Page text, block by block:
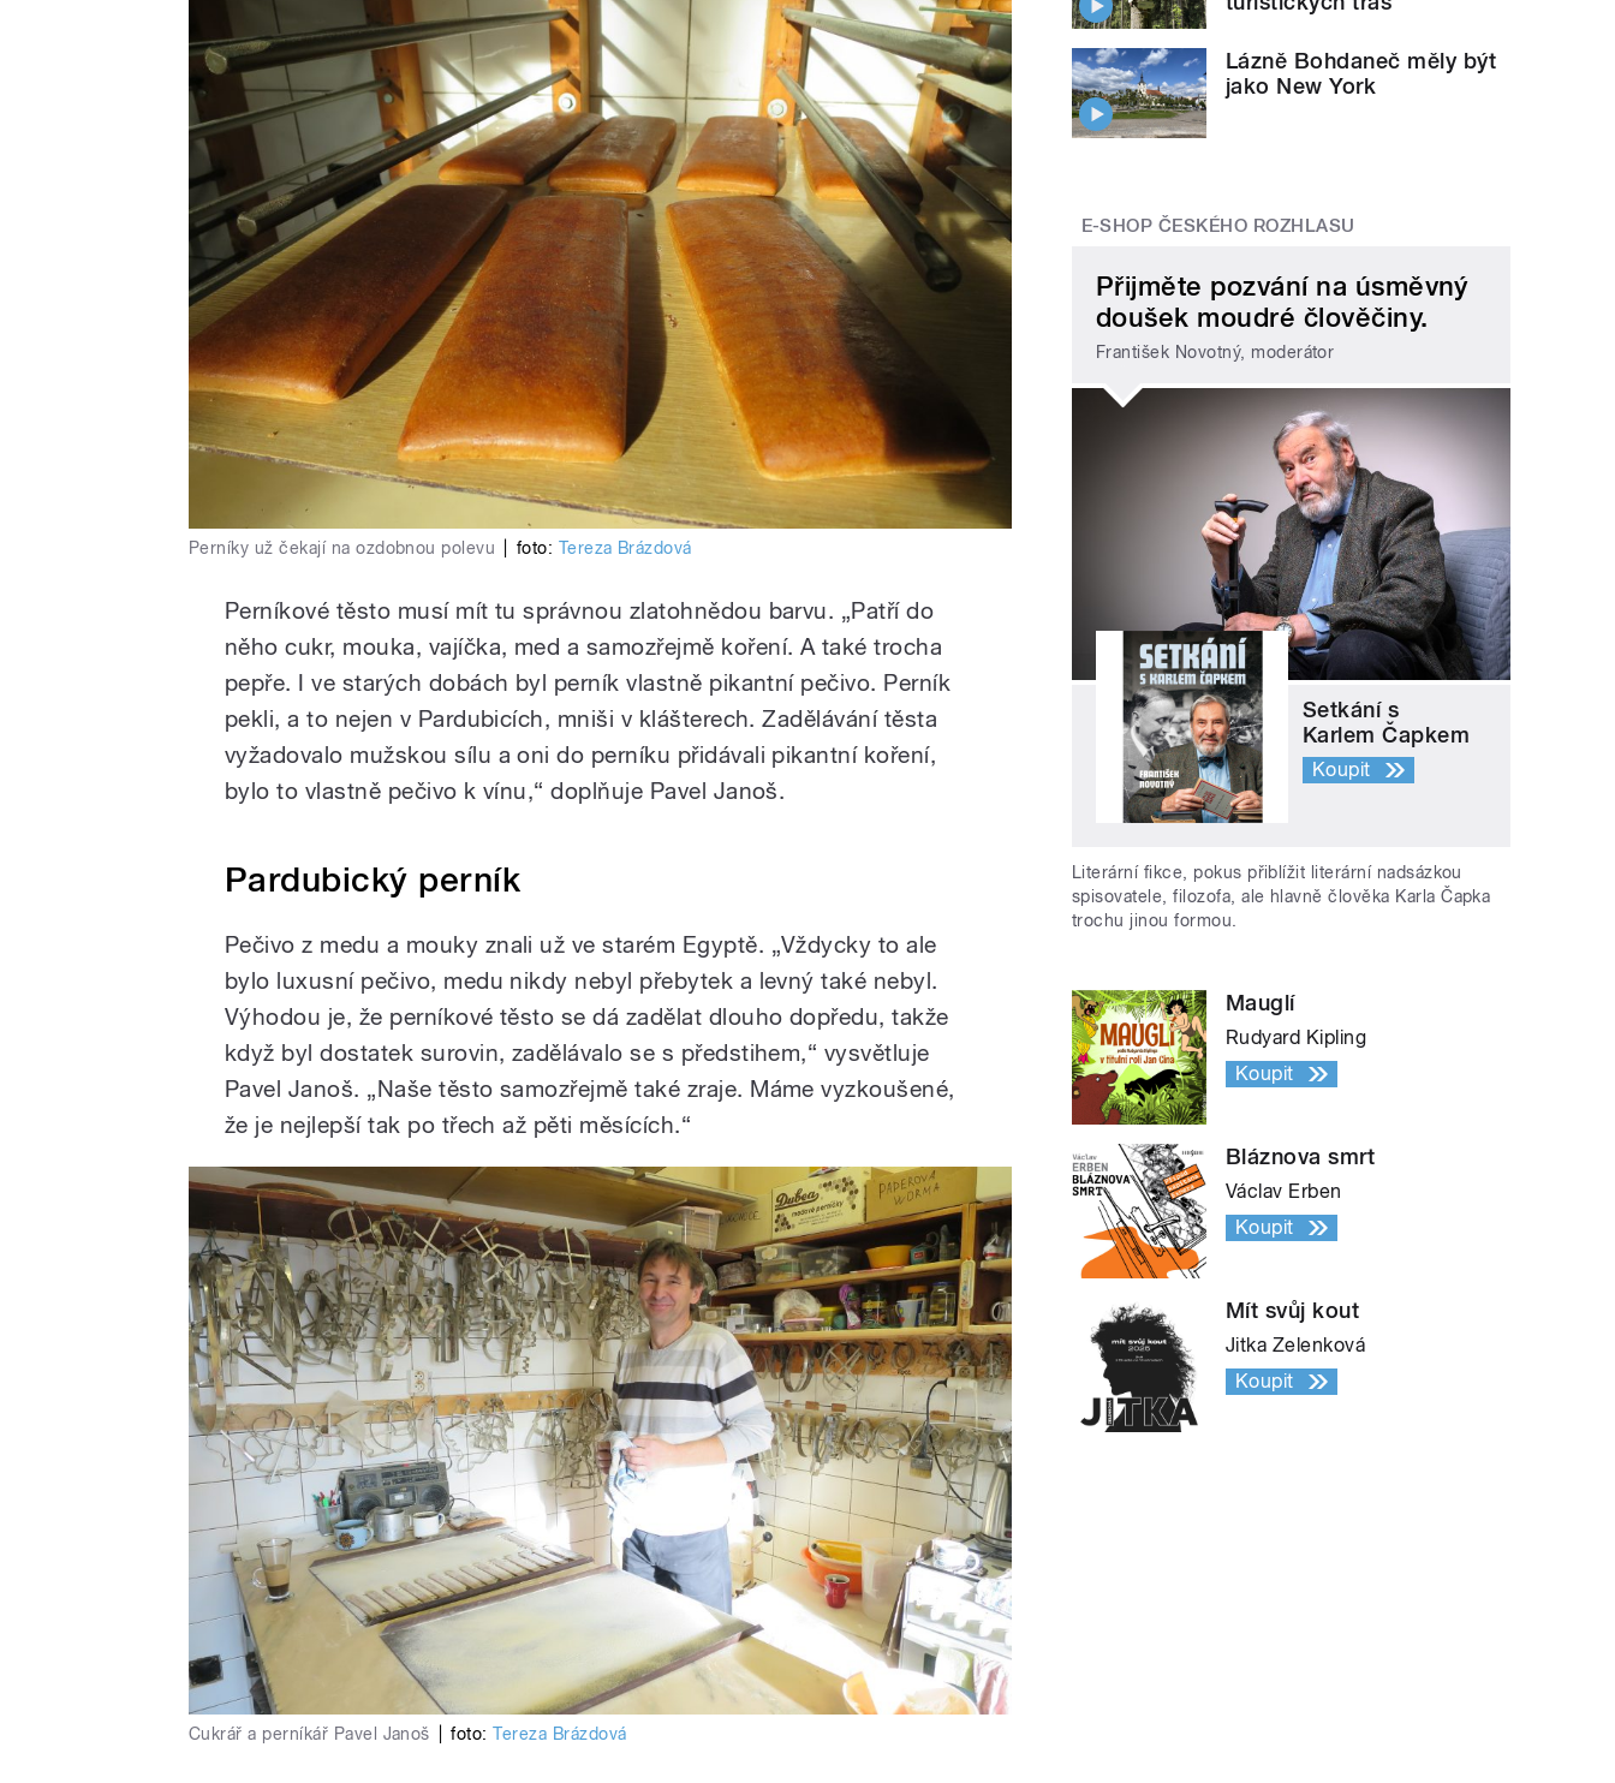
Perníky už čekají na ozdobnou polevu foto: Tereza Brázdová
Perníkové těsto musí mít tu správnou zlatohnědou barvu. „Patří do
něho cukr, mouka, vajíčka, med a samozřejmě koření. A také trocha
pepře. I ve starých dobách byl perník vlastně pikantní pečivo. Perník
pekli, a to nejen v Pardubicích, mniši v klášterech. Zadělávání těsta
vyžadovalo mužskou sílu a oni do perníku přidávali pikantní koření,
bylo to vlastně pečivo k vínu,“ doplňuje Pavel Janoš.
Pardubický perník
Pečivo z medu a mouky znali už ve starém Egyptě. „Vždycky to ale
bylo luxusní pečivo, medu nikdy nebyl přebytek a levný také nebyl.
Výhodou je, že perníkové těsto se dá zadělat dlouho dopředu, takže
když byl dostatek surovin, zadělávalo se s předstihem,“ vysvětluje
Pavel Janoš. „Naše těsto samozřejmě také zraje. Máme vyzkoušené,
že je nejlepší tak po třech až pěti měsících.“
Cukrář a perníkář Pavel Janoš foto:Tereza Brázdová
Lázně Bohdaneč měly být
jako New York
E-SHOP ČESKÉHO ROZHLASU
Přijměte pozvání na úsměvný
doušek moudré člověčiny.
František Novotný, moderátor
Setkání s
Karlem Čapkem
Koupit
Literární fikce, pokus přiblížit literární nadsázkou
spisovatele, filozofa, ale hlavně člověka Karla Čapka
trochu jinou formou.
Mauglí
Rudyard Kipling
Koupit
Bláznova smrt
Václav Erben
Koupit
Mít svůj kout
Jitka Zelenková
Koupit